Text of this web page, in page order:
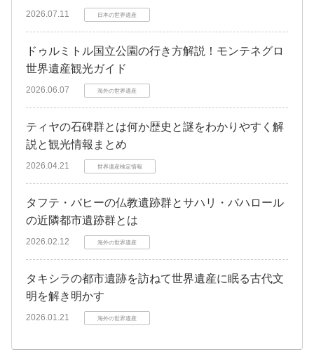
2026.07.11 日本の世界遺産
ドゥルミトル国立公園の行き方解説！モンテネグロ
世界遺産観光ガイド
2026.06.07 海外の世界遺産
ティヤの石碑群とは何か歴史と謎をわかりやすく解
説と観光情報まとめ
2026.04.21 世界遺産検定情報
タフテ・バヒーの仏教遺跡群とサハリ・バハロール
の近隣都市遺跡群とは
2026.02.12 海外の世界遺産
タキシラの都市遺跡を訪ねて世界遺産に眠る古代文
明を解き明かす
2026.01.21 海外の世界遺産